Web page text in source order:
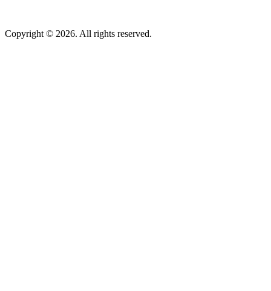
Copyright © 2026. All rights reserved.